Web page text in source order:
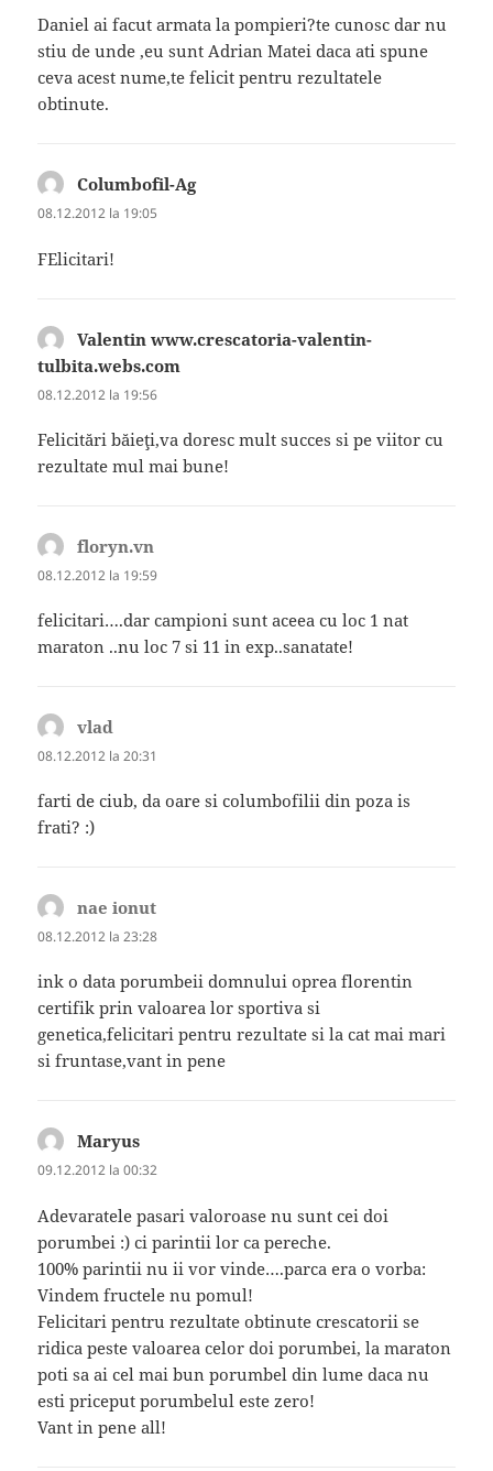
Daniel ai facut armata la pompieri?te cunosc dar nu
stiu de unde ,eu sunt Adrian Matei daca ati spune
ceva acest nume,te felicit pentru rezultatele
obtinute.
Columbofil-Agspune:
08.12.2012 la 19:05
FElicitari!
Valentin www.crescatoria-valentin-
tulbita.webs.com
08.12.2012 la 19:56
Felicitări băieţi,va doresc mult succes si pe viitor cu
rezultate mul mai bune!
floryn.vn
08.12.2012 la 19:59
felicitari….dar campioni sunt aceea cu loc 1 nat
maraton ..nu loc 7 si 11 in exp..sanatate!
vlad
08.12.2012 la 20:31
farti de ciub, da oare si columbofilii din poza is
frati? :)
nae ionut
08.12.2012 la 23:28
ink o data porumbeii domnului oprea florentin
certifik prin valoarea lor sportiva si
genetica,felicitari pentru rezultate si la cat mai mari
si fruntase,vant in pene
Maryus
09.12.2012 la 00:32
Adevaratele pasari valoroase nu sunt cei doi
porumbei :) ci parintii lor ca pereche.
100% parintii nu ii vor vinde….parca era o vorba:
Vindem fructele nu pomul!
Felicitari pentru rezultate obtinute crescatorii se
ridica peste valoarea celor doi porumbei, la maraton
poti sa ai cel mai bun porumbel din lume daca nu
esti priceput porumbelul este zero!
Vant in pene all!